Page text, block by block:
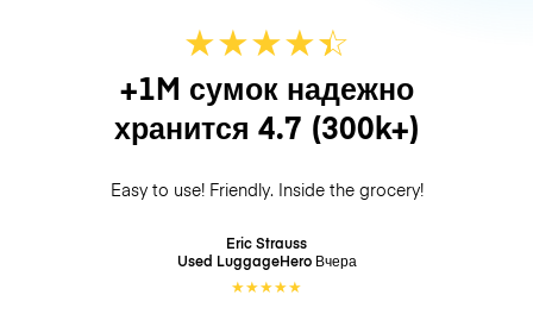
★★★★☆
★
+1M сумок надежно
хранится 4.7 (300k+)
Easy to use! Friendly. Inside the grocery!
Eric Strauss
Used LuggageHero Вчера
★★★★★